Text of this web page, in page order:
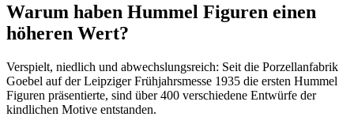
Warum haben Hummel Figuren einen
höheren Wert?
Verspielt, niedlich und abwechslungsreich: Seit die Porzellanfabrik
Goebel auf der Leipziger Frühjahrsmesse 1935 die ersten Hummel
Figuren präsentierte, sind über 400 verschiedene Entwürfe der
kindlichen Motive entstanden.